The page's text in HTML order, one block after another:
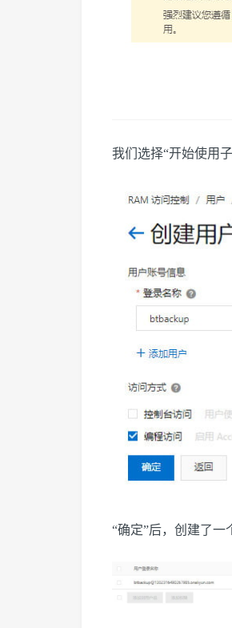
我们选择“开始使用
“确定”后，创建了一